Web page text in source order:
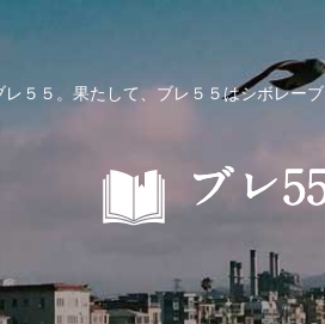
５５。果たして、ブレ５５はシボレ